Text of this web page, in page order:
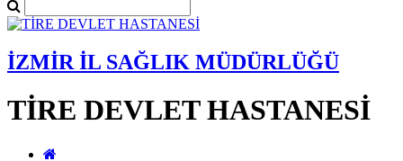
İZMİR İL SAĞLIK MÜDÜRLÜĞÜ
TİRE DEVLET HASTANESİ